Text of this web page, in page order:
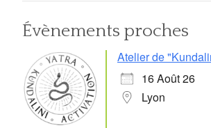
Évènements proches
Atelier de
16 Août 26
Lyon